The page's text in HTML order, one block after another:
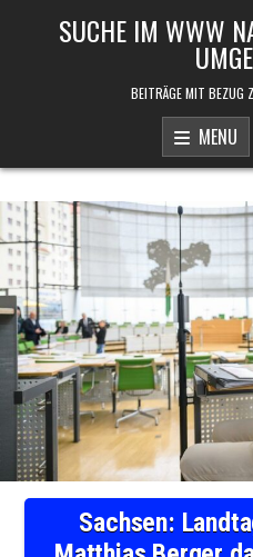
SUCHE IM WWW
BEITRÄGE MIT BEZUG
MENU
Sachsen: